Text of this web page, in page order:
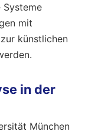
Systeme
mit
künstlichen
in der
München